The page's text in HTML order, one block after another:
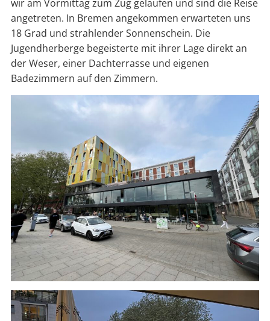
wir am Vormittag zum Zug gelaufen und sind die Reise
angetreten. In Bremen angekommen erwarteten uns
18 Grad und strahlender Sonnenschein. Die
Jugendherberge begeisterte mit ihrer Lage direkt an
der Weser, einer Dachterrasse und eigenen
Badezimmern auf den Zimmern.